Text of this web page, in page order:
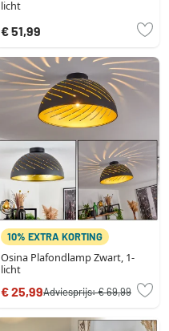
licht
€ 51,99
10% EXTRA KORTING
Osina Plafondlamp Zwart, 1-
licht
€ 25,99Adviesprijs:€ 69,99